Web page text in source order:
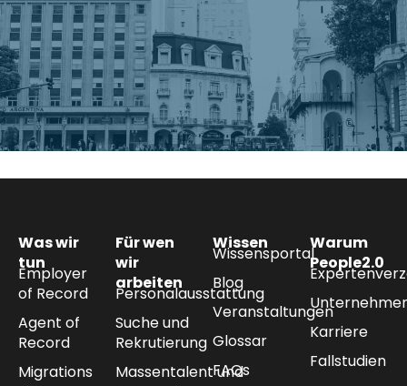
Was wir
tun
Employer
of Record
Agent of
Record
Migrations
Für wen
wir
arbeiten
Personalausstattung
Suche und
Rekrutierung
Massentalent und
Wissen
Wissensportal
Blog
Veranstaltungen
Glossar
FAQs
Warum
People2.0
Karriere
Fallstudien